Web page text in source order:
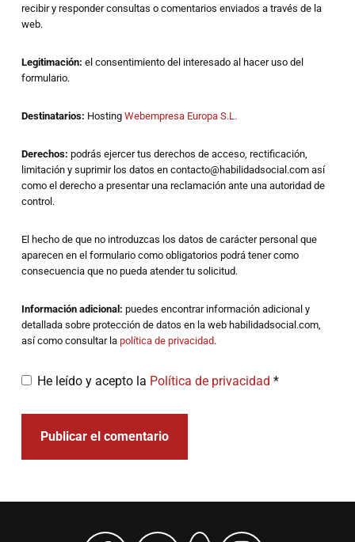
recibir y responder consultas o comentarios enviados a través de la
web.
Legitimación: el consentimiento del interesado al hacer uso del
formulario.
Destinatarios: HostingWebempresa Europa S.L.
Derechos: podrás ejercer tus derechos de acceso, rectificación,
limitación y suprimir los datos en contacto@habilidadsocial.com así
como el derecho a presentar una reclamación ante una autoridad de
control.
El hecho de que no introduzcas los datos de carácter personal que
aparecen en el formulario como obligatorios podrá tener como
consecuencia que no pueda atender tu solicitud.
Información adicional: puedes encontrar información adicional y
detallada sobre protección de datos en la web habilidadsocial.com,
así como consultar lapolítica de privacidad.
He leído y acepto la Política de privacidad*